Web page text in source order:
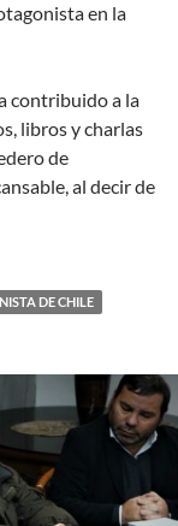
en la
contribuido a la
libros y charlas
de
al decir de
DE CHILE